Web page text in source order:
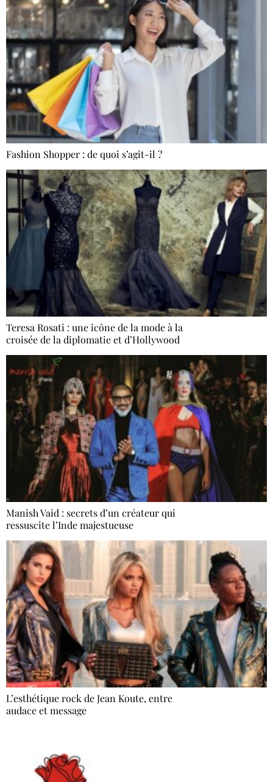
Fashion Shopper : de quoi s’agit-il ?
Teresa Rosati : une icône de la mode à la
croisée de la diplomatie et d’Hollywood
Manish Vaid : secrets d’un créateur qui
ressuscite l’Inde majestueuse
L’esthétique rock de Jean Koute, entre
audace et message